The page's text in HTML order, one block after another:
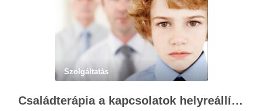
Szolgáltatás
Családterápia a kapcsolatok helyreállításért